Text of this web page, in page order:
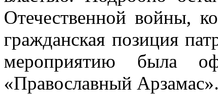
Отечественной войны,
гражданская позиция
мероприятию была
«Православный